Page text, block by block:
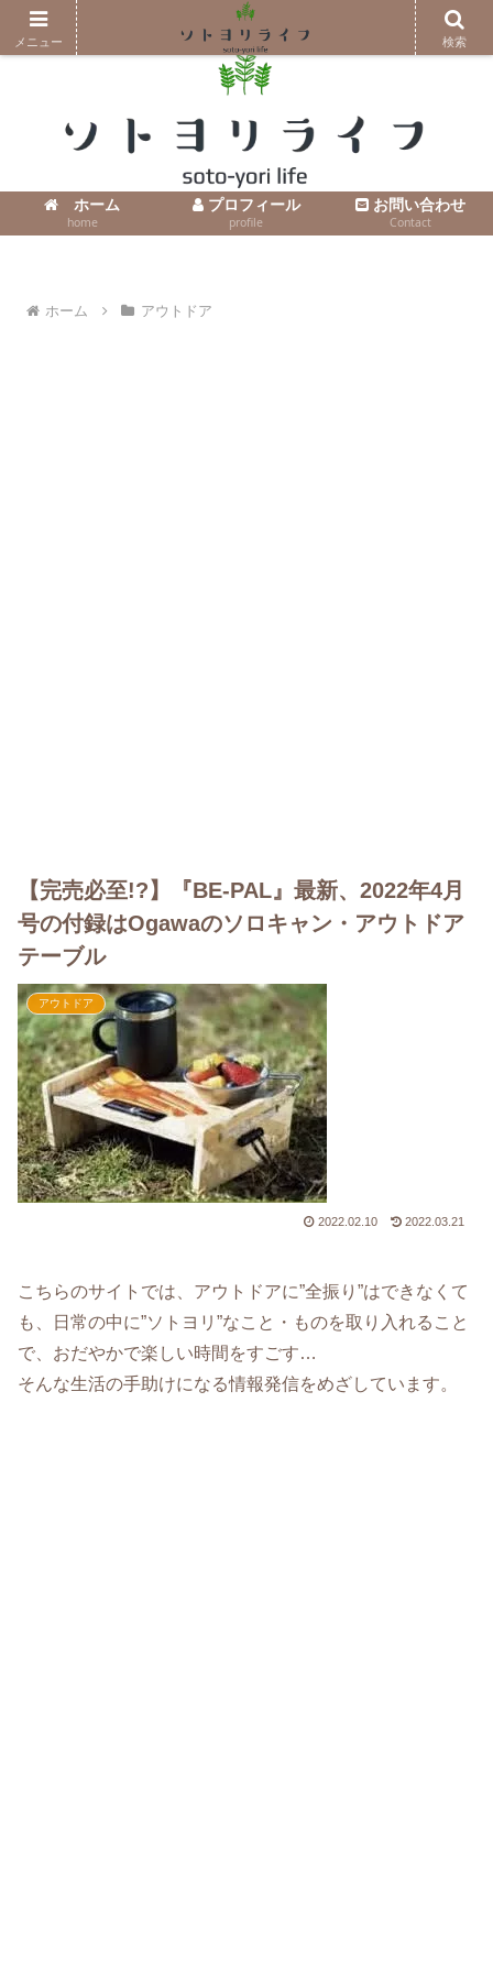
コンテンツへスキップ
ホーム
home
プロフィール
profile
お問い合わせ
Contact
ホーム アウトドア
【完売必至!?】『BE-PAL』最新、2022年4月
号の付録はOgawaのソロキャン・アウトドア
テーブル
アウトドア
2022.02.10 2022.03.21
こちらのサイトでは、アウトドアに”全振り”はできなくて
も、日常の中に”ソトヨリ”なこと・ものを取り入れること
で、おだやかで楽しい時間をすごす…
そんな生活の手助けになる情報発信をめざしています。
メニュー 検索